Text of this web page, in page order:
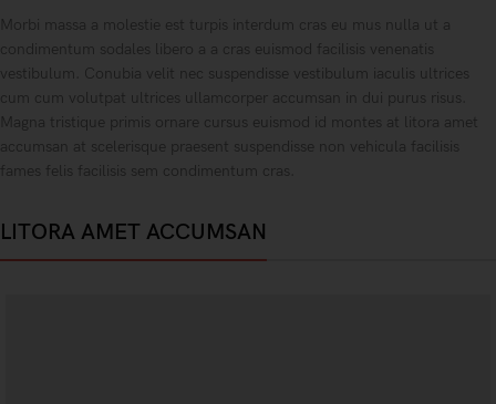
Morbi massa a molestie est turpis interdum cras eu mus nulla ut a
condimentum sodales libero a a cras euismod facilisis venenatis
vestibulum. Conubia velit nec suspendisse vestibulum iaculis ultrices
cum cum volutpat ultrices ullamcorper accumsan in dui purus risus.
Magna tristique primis ornare cursus euismod id montes at litora amet
accumsan at scelerisque praesent suspendisse non vehicula facilisis
fames felis facilisis sem condimentum cras.
LITORA AMET ACCUMSAN